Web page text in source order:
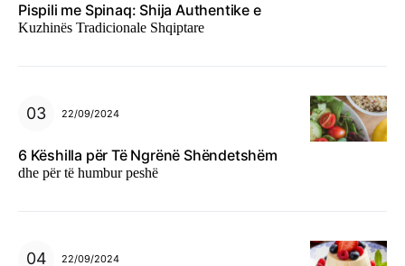
Pispili me Spinaq: Shija Authentike e
Kuzhinës Tradicionale Shqiptare
22/09/2024
6 Këshilla për Të Ngrënë Shëndetshëm
dhe për të humbur peshë
22/09/2024